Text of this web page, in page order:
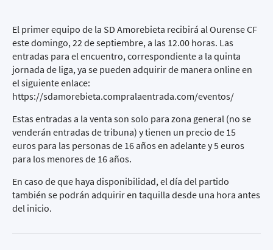
El primer equipo de la SD Amorebieta recibirá al Ourense CF
este domingo, 22 de septiembre, a las 12.00 horas. Las
entradas para el encuentro, correspondiente a la quinta
jornada de liga, ya se pueden adquirir de manera online en
el siguiente enlace:
https://sdamorebieta.compralaentrada.com/eventos/
Estas entradas a la venta son solo para zona general (no se
venderán entradas de tribuna) y tienen un precio de 15
euros para las personas de 16 años en adelante y 5 euros
para los menores de 16 años.
En caso de que haya disponibilidad, el día del partido
también se podrán adquirir en taquilla desde una hora antes
del inicio.